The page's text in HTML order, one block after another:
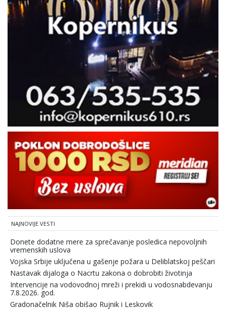
NAJNOVIJE VESTI
Donete dodatne mere za sprečavanje posledica nepovoljnih
vremenskih uslova
Vojska Srbije uključena u gašenje požara u Deliblatskoj peščari
Nastavak dijaloga o Nacrtu zakona o dobrobiti životinja
Intervencije na vodovodnoj mreži i prekidi u vodosnabdevanju
7.8.2026. god.
Gradonačelnik Niša obišao Rujnik i Leskovik